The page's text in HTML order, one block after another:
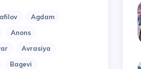
Agdam
Anons
Avrasiya
Bagevi